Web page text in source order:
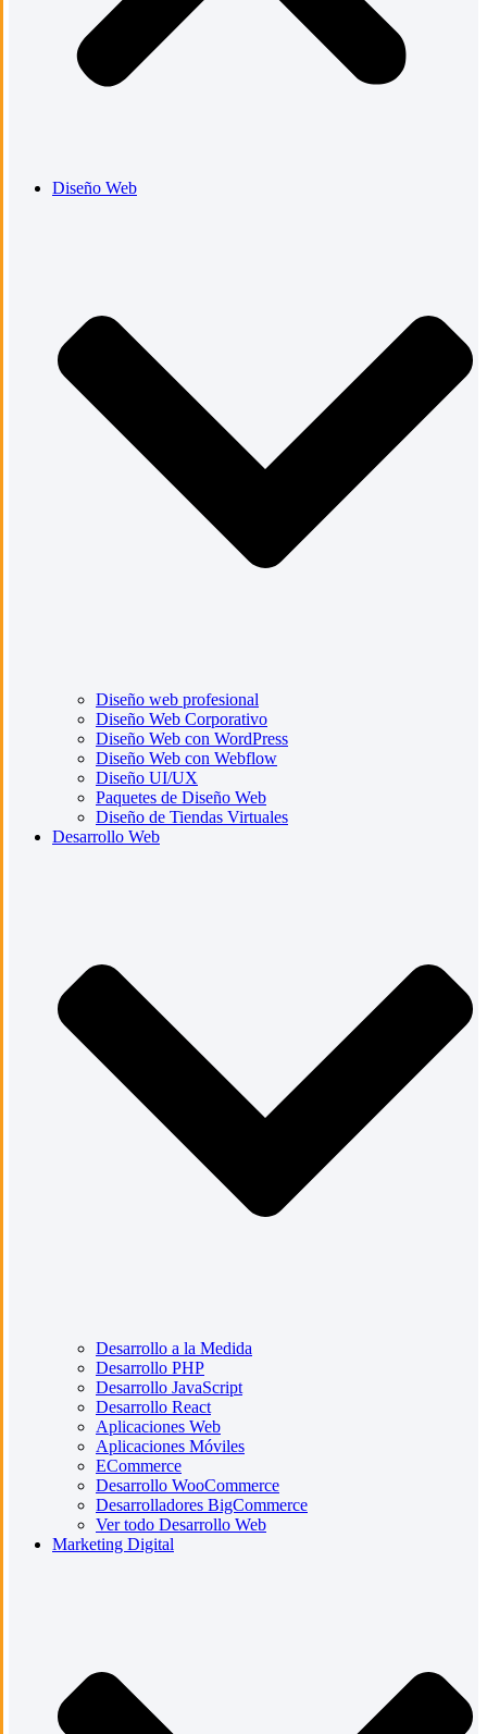
Diseño Web
Diseño web profesional
Diseño Web Corporativo
Diseño Web con WordPress
Diseño Web con Webflow
Diseño UI/UX
Paquetes de Diseño Web
Diseño de Tiendas Virtuales
Desarrollo Web
Desarrollo a la Medida
Desarrollo PHP
Desarrollo JavaScript
Desarrollo React
Aplicaciones Web
Aplicaciones Móviles
ECommerce
Desarrollo WooCommerce
Desarrolladores BigCommerce
Ver todo Desarrollo Web
Marketing Digital